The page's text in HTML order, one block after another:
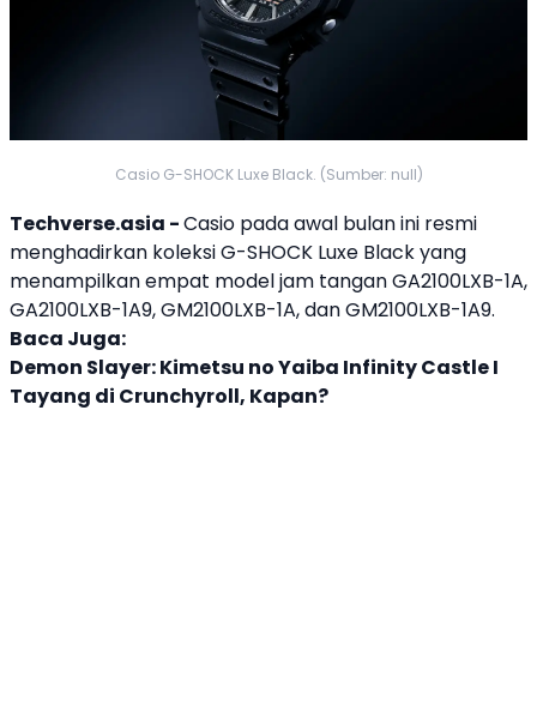
Casio G-SHOCK Luxe Black. (Sumber: null)
Techverse.asia -Casio pada awal bulan ini resmi
menghadirkan koleksi G-SHOCK Luxe Black yang
menampilkan empat modeljam tanganGA2100LXB-1A,
GA2100LXB-1A9, GM2100LXB-1A, dan GM2100LXB-1A9.
Baca Juga:
Demon Slayer: Kimetsu no Yaiba Infinity Castle I
Tayang di Crunchyroll, Kapan?